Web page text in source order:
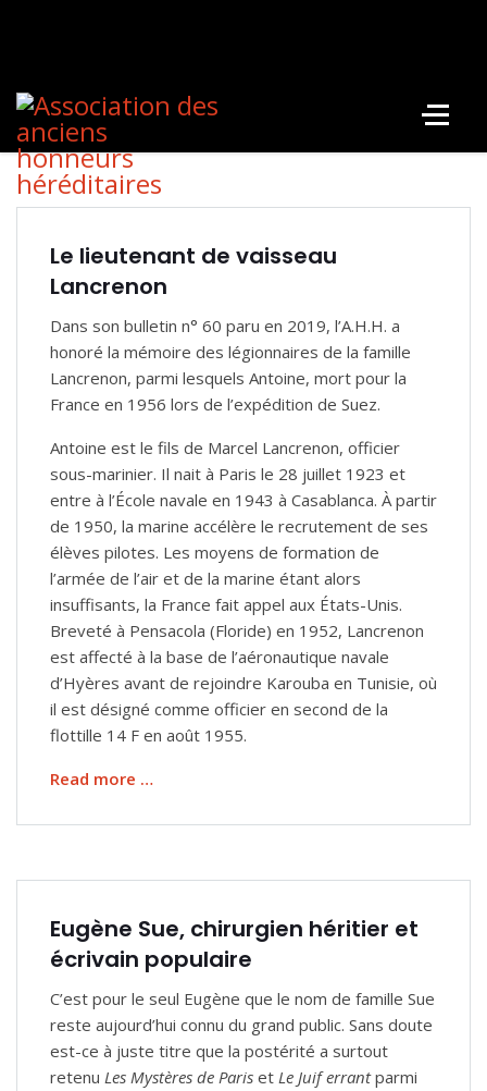
Le lieutenant de vaisseau
Lancrenon
Dans son bulletin n° 60 paru en 2019, l’A.H.H. a
honoré la mémoire des légionnaires de la famille
Lancrenon, parmi lesquels Antoine, mort pour la
France en 1956 lors de l’expédition de Suez.
Antoine est le fils de Marcel Lancrenon, officier
sous-mari­nier. Il nait à Paris le 28 juillet 1923 et
entre à l’École navale en 1943 à Casablanca. À partir
de 1950, la marine accélère le recrutement de ses
élèves pilotes. Les moyens de formation de
l’armée de l’air et de la marine étant alors
insuffisants, la France fait appel aux États-Unis.
Breve­té à Pensacola (Floride) en 1952, Lancrenon
est affecté à la base de l’aéronautique navale
d’Hyères avant de rejoindre Karouba en Tunisie, où
il est désigné comme officier en second de la
flottille 14 F en août 1955.
Read more …
Eugène Sue, chirurgien héritier et
écrivain populaire
C’est pour le seul Eugène que le nom de famille Sue
reste aujourd’hui connu du grand public. Sans doute
est-ce à juste titre que la postérité a surtout
retenu Les Mystères de Paris et Le Juif errantparmi